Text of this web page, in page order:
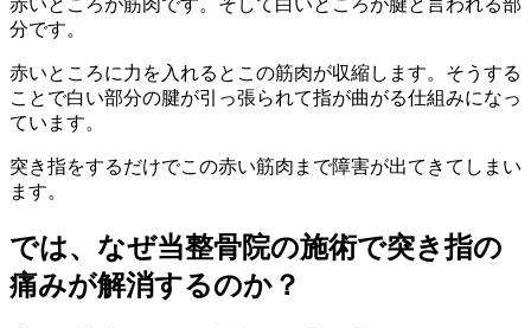
赤いところが筋肉です。そして白いところが腱と言われる部
分です。
赤いところに力を入れるとこの筋肉が収縮します。そうする
ことで白い部分の腱が引っ張られて指が曲がる仕組みになっ
ています。
突き指をするだけでこの赤い筋肉まで障害が出てきてしまい
ます。
では、なぜ当整骨院の施術で突き指の
痛みが解消するのか？